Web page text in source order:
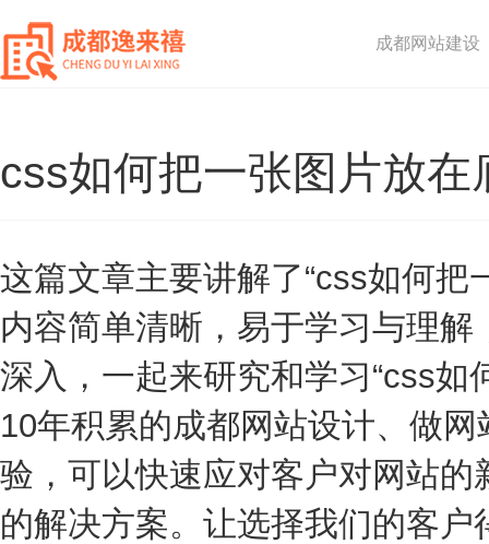
成都网站建设
css如何把一张图片放在
这篇文章主要讲解了“css如何把
内容简单清晰，易于学习与理
深入，一起来研究和学习“css如
10年积累的成都网站设计、做网
验，可以快速应对客户对网站
的解决方案。让选择我们的客